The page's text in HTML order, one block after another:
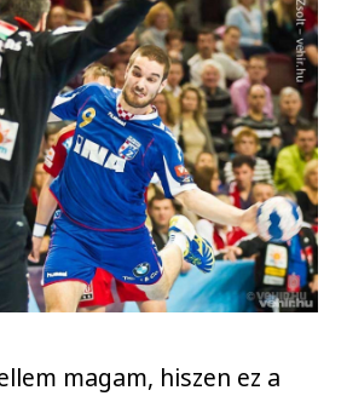
magam, hiszen ez a